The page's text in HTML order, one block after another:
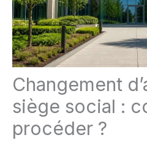
Changement
siège social :
procéder ?